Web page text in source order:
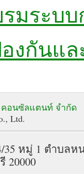
มระบบ
งกันแ
คอนซัลแตนท์ จำกัด
Ltd.
หมู่ 1 ตำบลห
20000